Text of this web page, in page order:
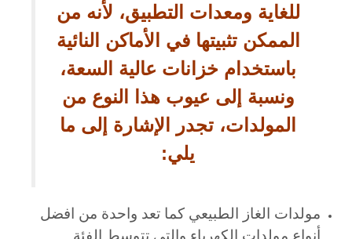
للغاية ومعدات التطبيق، لأنه من
الممكن تثبيتها في الأماكن النائية
باستخدام خزانات عالية السعة،
ونسبة إلى عيوب هذا النوع من
المولدات، تجدر الإشارة إلى ما
يلي:
مولدات الغاز الطبيعي كما تعد واحدة من افضل
أنواع مولدات الكهرباء والتي تتوسط الفئة